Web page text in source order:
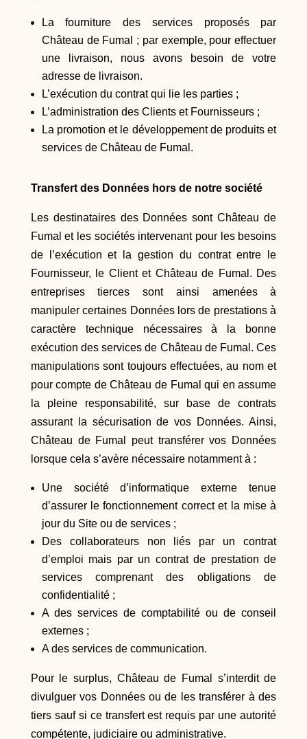
La fourniture des services proposés par
Château de Fumal ; par exemple, pour effectuer
une livraison, nous avons besoin de votre
adresse de livraison.
L’exécution du contrat qui lie les parties ;
L’administration des Clients et Fournisseurs ;
La promotion et le développement de produits et
services de Château de Fumal.
Transfert des Données hors de notre société
Les destinataires des Données sont Château de
Fumal et les sociétés intervenant pour les besoins
de l’exécution et la gestion du contrat entre le
Fournisseur, le Client et Château de Fumal. Des
entreprises tierces sont ainsi amenées à
manipuler certaines Données lors de prestations à
caractère technique nécessaires à la bonne
exécution des services de Château de Fumal. Ces
manipulations sont toujours effectuées, au nom et
pour compte de Château de Fumal qui en assume
la pleine responsabilité, sur base de contrats
assurant la sécurisation de vos Données. Ainsi,
Château de Fumal peut transférer vos Données
lorsque cela s’avère nécessaire notamment à :
Une société d’informatique externe tenue
d’assurer le fonctionnement correct et la mise à
jour du Site ou de services ;
Des collaborateurs non liés par un contrat
d’emploi mais par un contrat de prestation de
services comprenant des obligations de
confidentialité ;
A des services de comptabilité ou de conseil
externes ;
A des services de communication.
Pour le surplus, Château de Fumal s’interdit de
divulguer vos Données ou de les transférer à des
tiers sauf si ce transfert est requis par une autorité
compétente, judiciaire ou administrative.